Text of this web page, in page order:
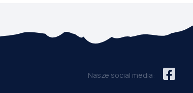
Nasze social media: